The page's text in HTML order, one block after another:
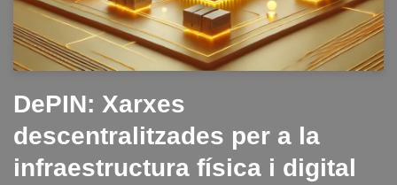
DePIN: Xarxes
descentralitzades per a la
infraestructura física i digital